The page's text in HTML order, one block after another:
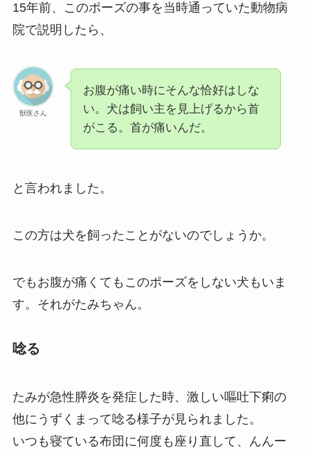
15年前、このポーズの事を当時通っていた動物病
院で説明したら、
獣医さん
お腹が痛い時にそんな恰好はしな
い。犬は飼い主を見上げるから首
がこる。首が痛いんだ。
と言われました。
この方は犬を飼ったことがないのでしょうか。
でもお腹が痛くてもこのポーズをしない犬もいま
す。それがたみちゃん。
唸る
たみが急性膵炎を発症した時、激しい嘔吐下痢の
他にうずくまって唸る様子が見られました。
いつも寝ている布団に何度も座り直して、んんー